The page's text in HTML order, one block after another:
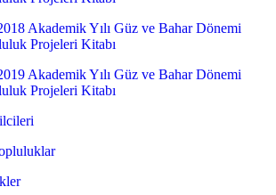
Akademik Yılı Güz ve Bahar Dönemi
Projeleri Kitabı
Akademik Yılı Güz ve Bahar Dönemi
Projeleri Kitabı